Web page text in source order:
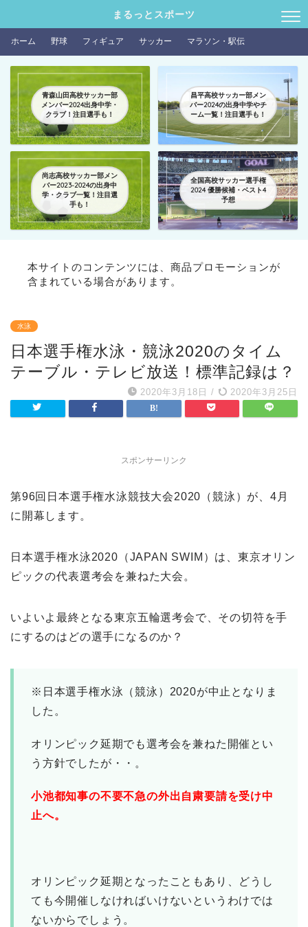
まるっとスポーツ
ホーム 野球 フィギュア サッカー マラソン・駅伝
青森山田高校サッカー部
メンバー2024出身中学・
クラブ！注目選手も！
昌平高校サッカー部メン
バー2024の出身中学やチ
ーム一覧！注目選手も！
尚志高校サッカー部メン
バー2023-2024の出身中
学・クラブ一覧！注目選
手も！
全国高校サッカー選手権
2024 優勝候補・ベスト4
予想
本サイトのコンテンツには、商品プロモーションが
含まれている場合があります。
水泳
日本選手権水泳・競泳2020のタイム
テーブル・テレビ放送！標準記録は？
2020年3月18日 / 2020年3月25日
スポンサーリンク
第96回日本選手権水泳競技大会2020（競泳）が、4月
に開幕します。
日本選手権水泳2020（JAPAN SWIM）は、東京オリン
ピックの代表選考会を兼ねた大会。
いよいよ最終となる東京五輪選考会で、その切符を手
にするのはどの選手になるのか？
※日本選手権水泳（競泳）2020が中止となりま
した。
オリンピック延期でも選考会を兼ねた開催とい
う方針でしたが・・。
小池都知事の不要不急の外出自粛要請を受け中
止へ。
オリンピック延期となったこともあり、どうし
ても今開催しなければいけないというわけでは
ないからでしょう。